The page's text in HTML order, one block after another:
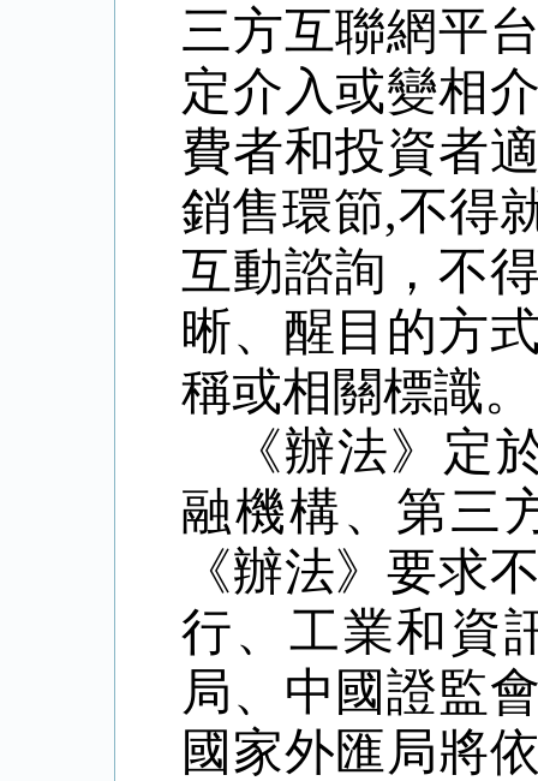
三方互聯網平
定介入或變相
費者和投資者
銷售環節,不得
互動諮詢，不
晰、醒目的方
稱或相關標識。
《辦法》定
融機構、第三
《辦法》要求
行、工業和資
局、中國證監
國家外匯局將